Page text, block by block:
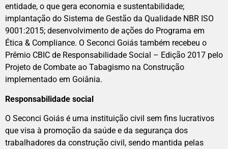
entidade, o que gera economia e sustentabilidade;
implantação do Sistema de Gestão da Qualidade NBR ISO
9001:2015; desenvolvimento de ações do Programa em
Ética & Compliance. O Seconci Goiás também recebeu o
Prêmio CBIC de Responsabilidade Social – Edição 2017 pelo
Projeto de Combate ao Tabagismo na Construção
implementado em Goiânia.
Responsabilidade social
O Seconci Goiás é uma instituição civil sem fins lucrativos
que visa à promoção da saúde e da segurança dos
trabalhadores da construção civil, sendo mantida pelas